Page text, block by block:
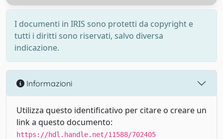
I documenti in IRIS sono protetti da copyright e
tutti i diritti sono riservati, salvo diversa
indicazione.
Informazioni
Utilizza questo identificativo per citare o creare un
link a questo documento:
https://hdl.handle.net/11588/702405